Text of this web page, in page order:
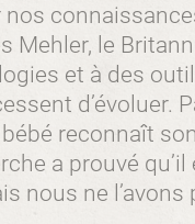
Mehler, le
et à des
d’évoluer.
reconnaît
a prouvé
nous ne